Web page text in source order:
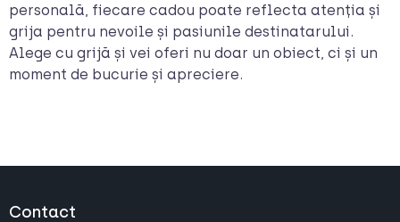
personală, fiecare cadou poate reflecta atenția și
grija pentru nevoile și pasiunile destinatarului.
Alege cu grijă și vei oferi nu doar un obiect, ci și un
moment de bucurie și apreciere.
Contact